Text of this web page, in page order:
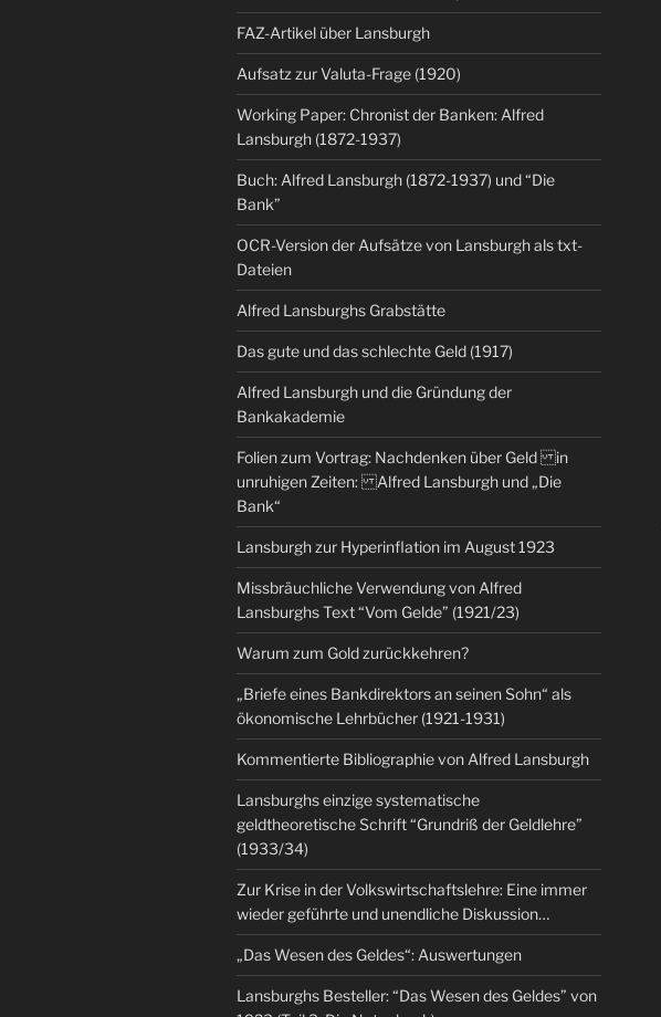
FAZ-Artikel über Lansburgh
Aufsatz zur Valuta-Frage (1920)
Working Paper: Chronist der Banken: Alfred
Lansburgh (1872-1937)
Buch: Alfred Lansburgh (1872-1937) und “Die
Bank”
OCR-Version der Aufsätze von Lansburgh als txt-
Dateien
Alfred Lansburghs Grabstätte
Das gute und das schlechte Geld (1917)
Alfred Lansburgh und die Gründung der
Bankakademie
Folien zum Vortrag: Nachdenken über Geld in
unruhigen Zeiten: Alfred Lansburgh und „Die
Bank“
Lansburgh zur Hyperinflation im August 1923
Missbräuchliche Verwendung von Alfred
Lansburghs Text “Vom Gelde” (1921/23)
Warum zum Gold zurückkehren?
„Briefe eines Bankdirektors an seinen Sohn“ als
ökonomische Lehrbücher (1921-1931)
Kommentierte Bibliographie von Alfred Lansburgh
Lansburghs einzige systematische
geldtheoretische Schrift “Grundriß der Geldlehre”
(1933/34)
Zur Krise in der Volkswirtschaftslehre: Eine immer
wieder geführte und unendliche Diskussion…
„Das Wesen des Geldes“: Auswertungen
Lansburghs Besteller: “Das Wesen des Geldes” von